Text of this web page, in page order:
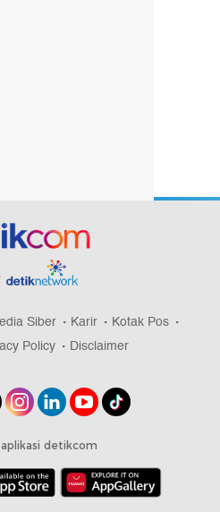
Siber Karir
Kotak Pos
Policy Disclaimer
detikcom